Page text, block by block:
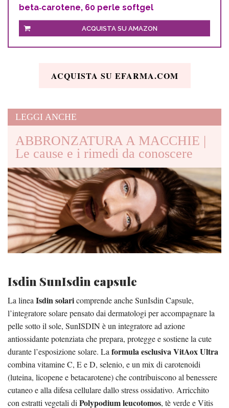
beta‑carotene, 60 perle softgel
ACQUISTA SU AMAZON
ACQUISTA SU EFARMA.COM
LEGGI ANCHE
ABBRONZATURA A MACCHIE |
Le cause e i rimedi da conoscere
Isdin SunIsdin capsule
La linea Isdin solaricomprende anche SunIsdin Capsule,
l’integratore solare pensato dai dermatologi per accompagnare la
pelle sotto il sole, SunISDIN è un integratore ad azione
antiossidante potenziata che prepara, protegge e sostiene la cute
durante l’esposizione solare. La formula esclusiva VitAox Ultra
combina vitamine C, E e D, selenio, e un mix di carotenoidi
(luteina, licopene e betacarotene) che contribuiscono al benessere
cutaneo e alla difesa cellulare dallo stress ossidativo. Arricchito
con estratti vegetali di Polypodium leucotomos, tè verde e Vitis